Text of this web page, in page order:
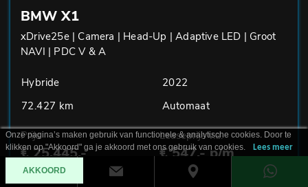
BMW X1
xDrive25e | Camera | Head-Up | Adaptive LED | Groot
NAVI | PDC V & A
Hybride
2022
72.427 km
Automaat
Prijs
€ 25.445,-
Leaseprijs v.a.
€ 547,- p/m
Onze pagina’s maken gebruik van functionele & analytische cookies. Door te
klikken op "Akkoord" ga je akkoord met ons gebruik van cookies.
Lees meer
AKKOORD